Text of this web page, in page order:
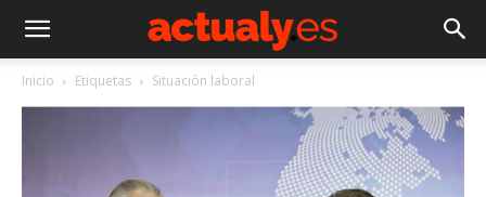
Inicio Etiquetas Situación laboral